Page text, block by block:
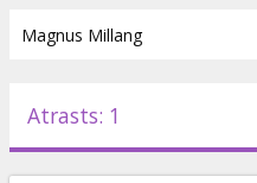
Pasākumi
Atrasts: 1